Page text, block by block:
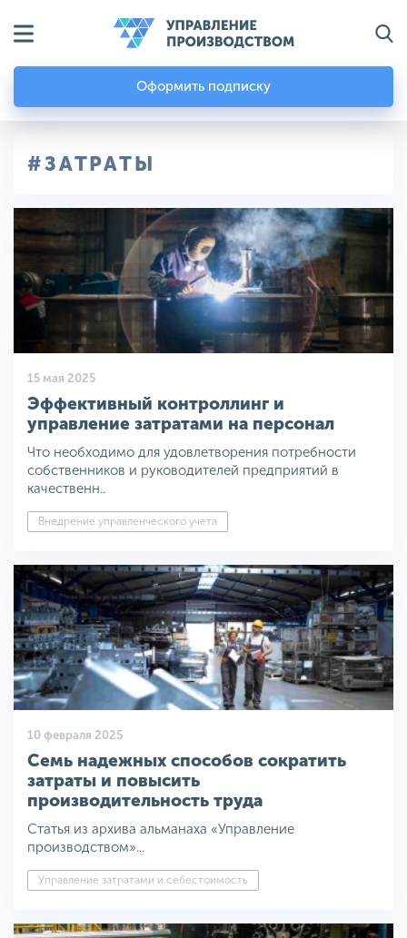
Оформить подписку
#ЗАТРАТЫ
15 мая 2025
Эффективный контроллинг и
управление затратами на персонал
Что необходимо для удовлетворения потребности
собственников и руководителей предприятий в
качественн..
Внедрение управленческого учета
10 февраля 2025
Семь надежных способов сократить
затраты и повысить
производительность труда
Статья из архива альманаха «Управление
производством»...
Управление затратами и себестоимость